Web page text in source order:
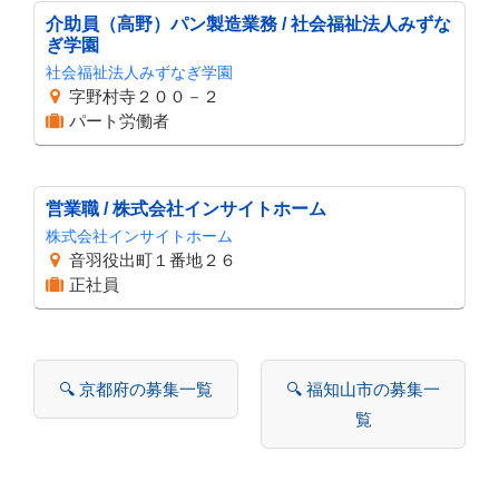
介助員（高野）パン製造業務 / 社会福祉法人みずな
ぎ学園
社会福祉法人みずなぎ学園
字野村寺２００－２
パート労働者
営業職 / 株式会社インサイトホーム
株式会社インサイトホーム
音羽役出町１番地２６
正社員
🔍 京都府の募集一覧
🔍 福知山市の募集一
覧